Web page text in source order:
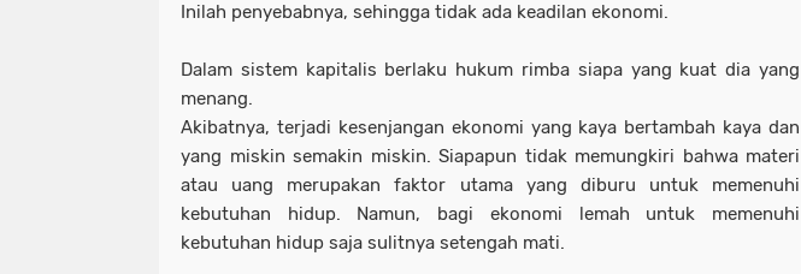
Inilah penyebabnya, sehingga tidak ada keadilan ekonomi.
Dalam sistem kapitalis berlaku hukum rimba siapa yang kuat dia yang
menang.
Akibatnya, terjadi kesenjangan ekonomi yang kaya bertambah kaya dan
yang miskin semakin miskin. Siapapun tidak memungkiri bahwa materi
atau uang merupakan faktor utama yang diburu untuk memenuhi
kebutuhan hidup. Namun, bagi ekonomi lemah untuk memenuhi
kebutuhan hidup saja sulitnya setengah mati.